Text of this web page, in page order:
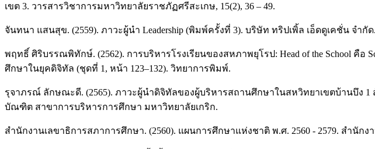
เขต 3. วารสารวิชาการมหาวิทยาลัยราชภัฏศรีสะเกษ, 15(2), 36 – 49.
จันทนา แสนสุข. (2559). ภาวะผู้นำ Leadership (พิมพ์ครั้งที่ 3). บริษัท ทริปเพิ้ล เอ็ดดูเคชั่น จำกัด.
พฤทธิ์ ศิริบรรณพิทักษ์. (2562). การบริหารโรงเรียนของสหภาพยุโรป: Head of the School คื
ศึกษาในยุคดิจิทัล (ชุดที่ 1, หน้า 123–132). วิทยาการพิมพ์.
รุจาภรณ์ ลักษณะดี. (2565). ภาวะผู้นำดิจิทัลของผู้บริหารสถานศึกษาในสหวิทยาเขตบ้านบึง
บัณฑิต สาขาการบริหารการศึกษา มหาวิทยาลัยเกริก.
สำนักงานเลขาธิการสภาการศึกษา. (2560). แผนการศึกษาแห่งชาติ พ.ศ. 2560 - 2579. สํานัก